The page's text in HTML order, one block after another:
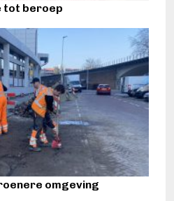
tot beroep
omgeving